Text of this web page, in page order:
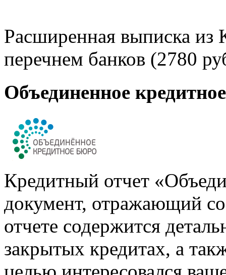
Расширенная выписка из
перечнем банков (2780
Объединенное
Кредитный отчет
документ, отражающий
отчете содержится
закрытых кредитах, а